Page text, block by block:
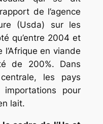
de l’agence
(Usda) sur les
qu’entre 2004 et
en viande
de 200%. Dans
les pays
pour
lait.